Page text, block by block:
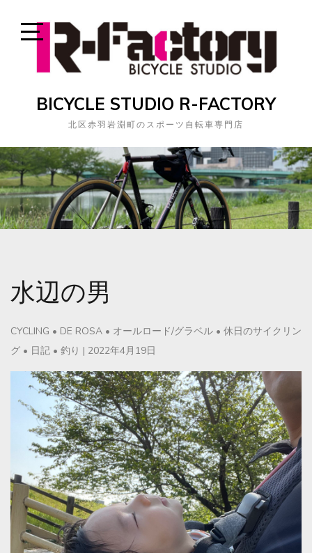
Open
Sidebar
BICYCLE STUDIO R-FACTORY
北区赤羽岩淵町のスポーツ自転車専門店
水辺の男
CYCLING • DE ROSA • オールロード/グラベル • 休日のサイクリン
グ • 日記 • 釣り | 2022年4月19日